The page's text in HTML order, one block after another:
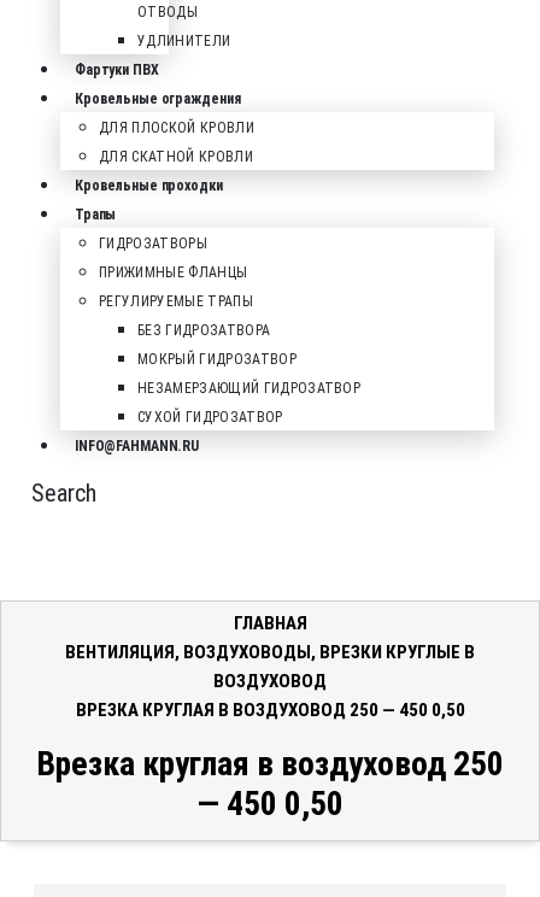
ОТВОДЫ
УДЛИНИТЕЛИ
Фартуки ПВХ
Кровельные ограждения
ДЛЯ ПЛОСКОЙ КРОВЛИ
ДЛЯ СКАТНОЙ КРОВЛИ
Кровельные проходки
Трапы
ГИДРОЗАТВОРЫ
ПРИЖИМНЫЕ ФЛАНЦЫ
РЕГУЛИРУЕМЫЕ ТРАПЫ
БЕЗ ГИДРОЗАТВОРА
МОКРЫЙ ГИДРОЗАТВОР
НЕЗАМЕРЗАЮЩИЙ ГИДРОЗАТВОР
СУХОЙ ГИДРОЗАТВОР
INFO@FAHMANN.RU
Search
ГЛАВНАЯ
ВЕНТИЛЯЦИЯ, ВОЗДУХОВОДЫ, ВРЕЗКИ КРУГЛЫЕ В
ВОЗДУХОВОД
ВРЕЗКА КРУГЛАЯ В ВОЗДУХОВОД 250 — 450 0,50
Врезка круглая в воздуховод 250
— 450 0,50